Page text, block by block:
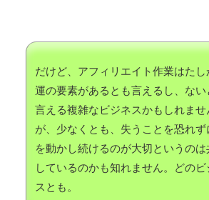
だけど、アフィリエイト作業はたし
運の要素があるとも言えるし、ない
言える複雑なビジネスかもしれませ
が、少なくとも、失うことを恐れず
を動かし続けるのが大切というのは
しているのかも知れません。どのビ
スとも。